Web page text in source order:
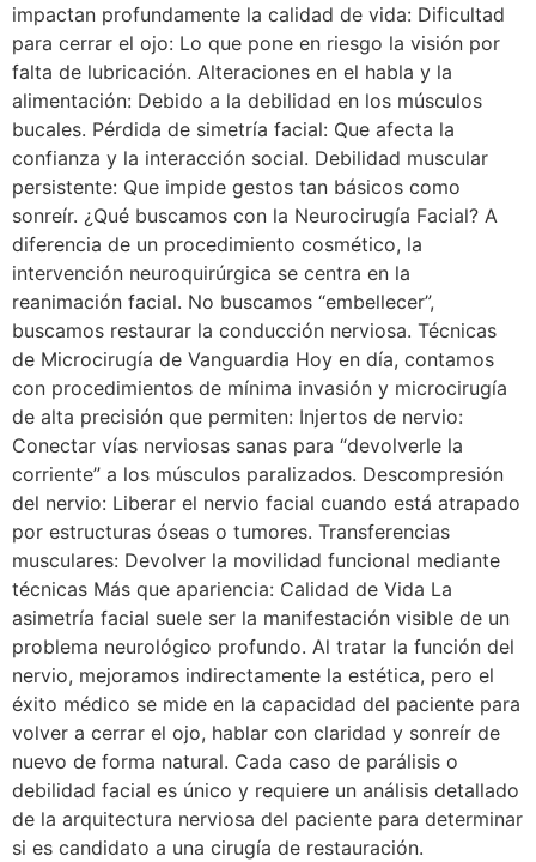
impactan profundamente la calidad de vida: Dificultad
para cerrar el ojo: Lo que pone en riesgo la visión por
falta de lubricación. Alteraciones en el habla y la
alimentación: Debido a la debilidad en los músculos
bucales. Pérdida de simetría facial: Que afecta la
confianza y la interacción social. Debilidad muscular
persistente: Que impide gestos tan básicos como
sonreír. ¿Qué buscamos con la Neurocirugía Facial? A
diferencia de un procedimiento cosmético, la
intervención neuroquirúrgica se centra en la
reanimación facial. No buscamos “embellecer”,
buscamos restaurar la conducción nerviosa. Técnicas
de Microcirugía de Vanguardia Hoy en día, contamos
con procedimientos de mínima invasión y microcirugía
de alta precisión que permiten: Injertos de nervio:
Conectar vías nerviosas sanas para “devolverle la
corriente” a los músculos paralizados. Descompresión
del nervio: Liberar el nervio facial cuando está atrapado
por estructuras óseas o tumores. Transferencias
musculares: Devolver la movilidad funcional mediante
técnicas Más que apariencia: Calidad de Vida La
asimetría facial suele ser la manifestación visible de un
problema neurológico profundo. Al tratar la función del
nervio, mejoramos indirectamente la estética, pero el
éxito médico se mide en la capacidad del paciente para
volver a cerrar el ojo, hablar con claridad y sonreír de
nuevo de forma natural. Cada caso de parálisis o
debilidad facial es único y requiere un análisis detallado
de la arquitectura nerviosa del paciente para determinar
si es candidato a una cirugía de restauración.